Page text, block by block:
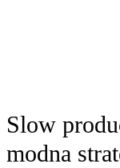
Slow
modna